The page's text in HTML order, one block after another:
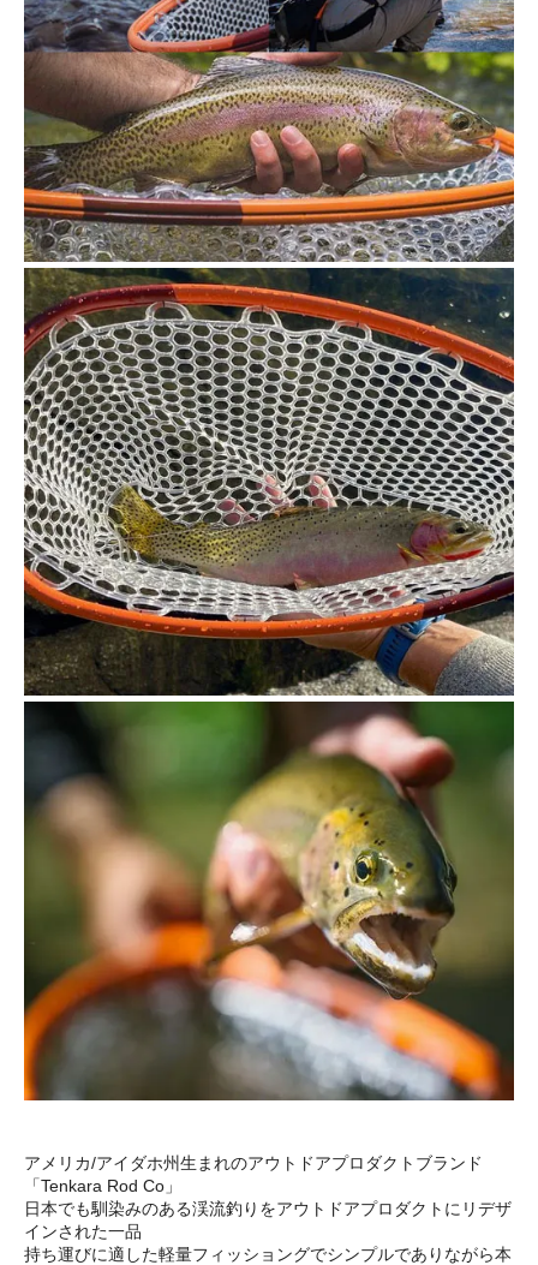
アメリカ/アイダホ州生まれのアウトドアプロダクトブランド
「Tenkara Rod Co」
日本でも馴染みのある渓流釣りをアウトドアプロダクトにリデザ
インされた一品
持ち運びに適した軽量フィッショングでシンプルでありながら本